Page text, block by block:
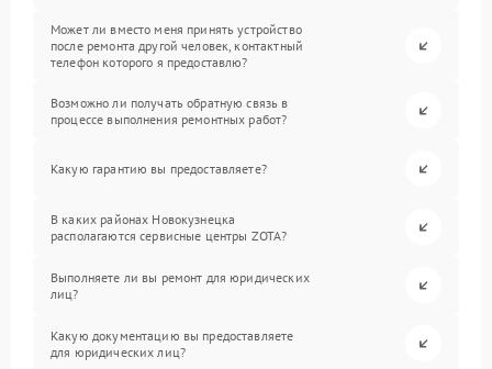
Может ли вместо меня принять устройство
после ремонта другой человек, контактный
телефон которого я предоставлю?
Возможно ли получать обратную связь в
процессе выполнения ремонтных работ?
Какую гарантию вы предоставляете?
В каких районах Новокузнецка
располагаются сервисные центры ZOTA?
Выполняете ли вы ремонт для юридических
лиц?
Какую документацию вы предоставляете
для юридических лиц?